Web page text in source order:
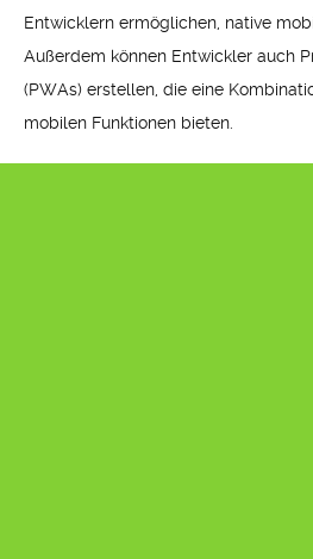
Entwicklern ermöglichen, native
Außerdem können Entwickler auch
(PWAs) erstellen, die eine
mobilen Funktionen bieten.